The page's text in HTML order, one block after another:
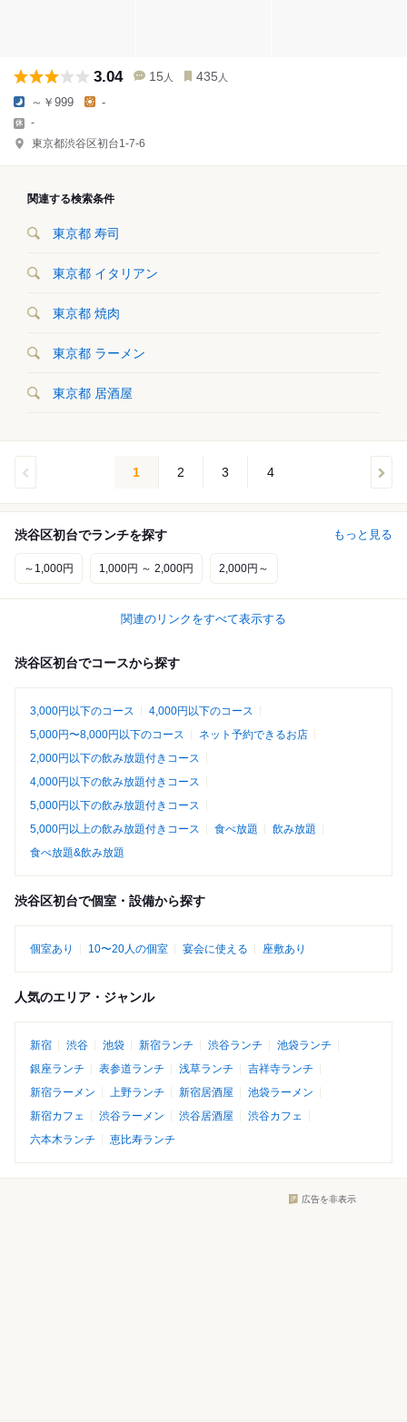
3.04 15 人 435 人
～￥999 -
-
東京都渋谷区初台1-7-6
関連する検索条件
東京都 寿司
東京都 イタリアン
東京都 焼肉
東京都 ラーメン
東京都 居酒屋
1 2 3 4
渋谷区初台でランチを探す もっと見る
～1,000円 1,000円 ～ 2,000円 2,000円～
関連のリンクをすべて表示する
渋谷区初台でコースから探す
3,000円以下のコース
4,000円以下のコース
5,000円〜8,000円以下のコース
ネット予約できるお店
2,000円以下の飲み放題付きコース
4,000円以下の飲み放題付きコース
5,000円以下の飲み放題付きコース
5,000円以上の飲み放題付きコース
食べ放題
飲み放題
食べ放題&飲み放題
渋谷区初台で個室・設備から探す
個室あり 10〜20人の個室 宴会に使える 座敷あり
人気のエリア・ジャンル
新宿 渋谷 池袋 新宿ランチ 渋谷ランチ
池袋ランチ
銀座ランチ
表参道ランチ 浅草ランチ
吉祥寺ランチ
新宿ラーメン
上野ランチ 新宿居酒屋
池袋ラーメン
新宿カフェ
渋谷ラーメン 渋谷居酒屋
渋谷カフェ
六本木ランチ
恵比寿ランチ
広告を非表示